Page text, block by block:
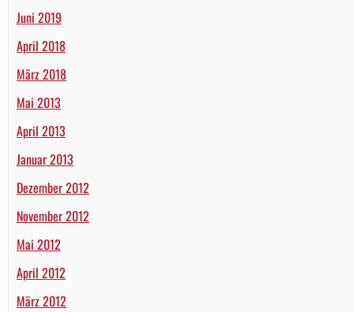
Juni 2019
April 2018
März 2018
Mai 2013
April 2013
Januar 2013
Dezember 2012
November 2012
Mai 2012
April 2012
März 2012